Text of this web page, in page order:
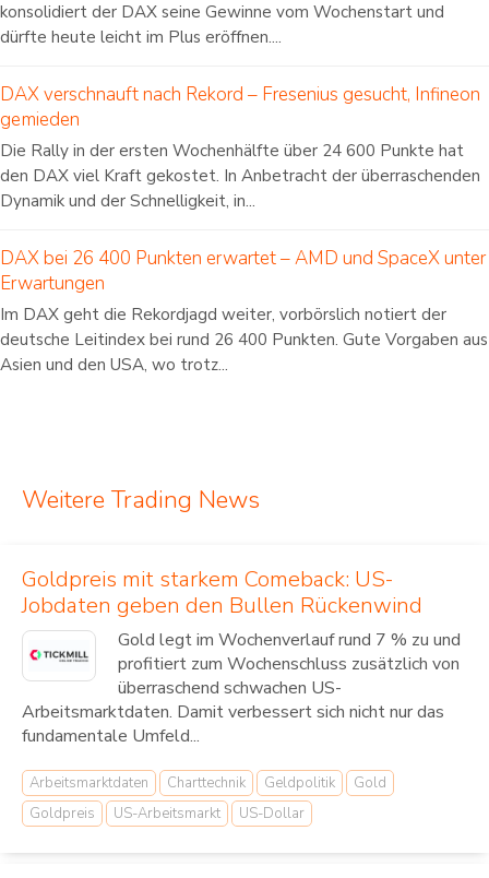
konsolidiert der DAX seine Gewinne vom Wochenstart und
dürfte heute leicht im Plus eröffnen....
DAX verschnauft nach Rekord – Fresenius gesucht, Infineon
gemieden
Die Rally in der ersten Wochenhälfte über 24 600 Punkte hat
den DAX viel Kraft gekostet. In Anbetracht der überraschenden
Dynamik und der Schnelligkeit, in...
DAX bei 26 400 Punkten erwartet – AMD und SpaceX unter
Erwartungen
Im DAX geht die Rekordjagd weiter, vorbörslich notiert der
deutsche Leitindex bei rund 26 400 Punkten. Gute Vorgaben aus
Asien und den USA, wo trotz...
Weitere Trading News
Goldpreis mit starkem Comeback: US-
Jobdaten geben den Bullen Rückenwind
Gold legt im Wochenverlauf rund 7 % zu und
profitiert zum Wochenschluss zusätzlich von
überraschend schwachen US-
Arbeitsmarktdaten. Damit verbessert sich nicht nur das
fundamentale Umfeld...
Arbeitsmarktdaten Charttechnik Geldpolitik
Gold
Goldpreis
US-Arbeitsmarkt US-Dollar